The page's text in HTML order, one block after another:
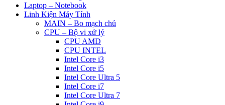
Laptop – Notebook
Linh Kiện Máy Tính
MAIN – Bo mạch chủ
CPU – Bộ vi xử lý
CPU AMD
CPU INTEL
Intel Core i3
Intel Core i5
Intel Core Ultra 5
Intel Core i7
Intel Core Ultra 7